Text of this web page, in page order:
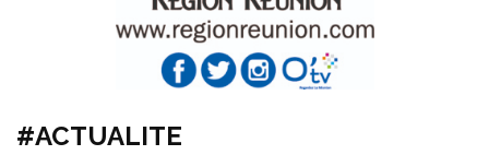
#ACTUALITE